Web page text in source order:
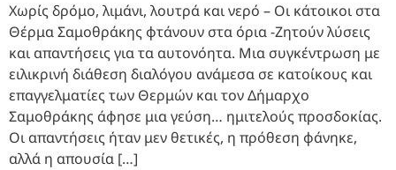
Χωρίς δρόμο, λιμάνι, λουτρά και νερό – Οι κάτοικοι στα
Θέρμα Σαμοθράκης φτάνουν στα όρια -Ζητούν λύσεις
και απαντήσεις για τα αυτονόητα. Μια συγκέντρωση με
ειλικρινή διάθεση διαλόγου ανάμεσα σε κατοίκους και
επαγγελματίες των Θερμών και τον Δήμαρχο
Σαμοθράκης άφησε μια γεύση… ημιτελούς προσδοκίας.
Οι απαντήσεις ήταν μεν θετικές, η πρόθεση φάνηκε,
αλλά η απουσία […]